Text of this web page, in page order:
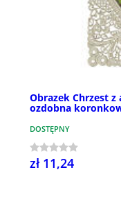
Obrazek Chrzest
ozdobna
DOSTĘPNY
zł 11,24